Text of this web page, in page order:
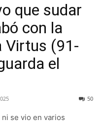
que sudar
con la
Virtus (91-
el
50
se vio en varios